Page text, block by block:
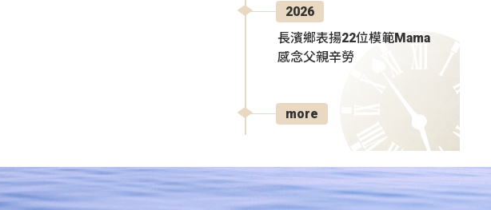
2026
長濱鄉表揚22位模範Mama
感念父親辛勞
more